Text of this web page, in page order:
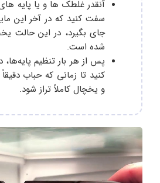
آنقدر غلطک ها و یا پایه
سفت کنید که در آخر این
جای بگیرد، در این حالت
شده است.
پس از هر بار تنظیم پایه‌ها،
کنید تا زمانی که حباب
و یخچال کاملاً تراز شود.